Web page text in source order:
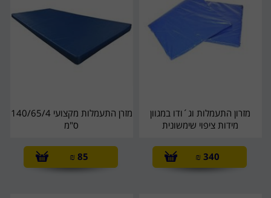
מזרון התעמלות וג´ודו במגוון
מידות ציפוי שימשונית
340
₪
מזרן התעמלות מקצועי 140/65/4
ס"מ
85
₪